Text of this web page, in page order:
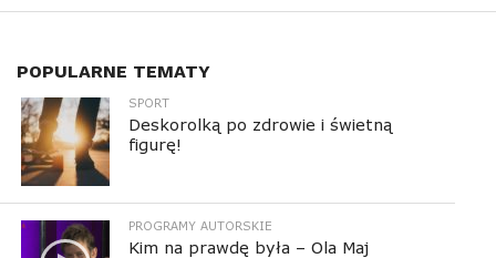
POPULARNE TEMATY
SPORT
Deskorolką po zdrowie i świetną
figurę!
PROGRAMY AUTORSKIE
Kim na prawdę była – Ola Maj